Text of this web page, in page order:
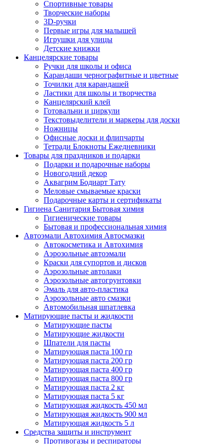
Спортивные товары
Творческие наборы
3D-ручки
Первые игры для малышей
Игрушки для улицы
Детские книжки
Канцелярские товары
Ручки для школы и офиса
Карандаши чернографитные и цветные
Точилки для карандашей
Ластики для школы и творчества
Канцелярский клей
Готовальни и циркули
Текстовыделители и маркеры для доски
Ножницы
Офисные доски и флипчарты
Тетради Блокноты Ежедневники
Товары для праздников и подарки
Подарки и подарочные наборы
Новогодний декор
Аквагрим Бодиарт Тату
Меловые смываемые краски
Подарочные карты и сертификаты
Гигиена Санитария Бытовая химия
Гигиенические товары
Бытовая и профессиональная химия
Автоэмали Автохимия Автосмазки
Автокосметика и Автохимия
Аэрозольные автоэмали
Краски для супортов и дисков
Аэрозольные автолаки
Аэрозольные автогрунтовки
Эмаль для авто-пластика
Аэрозольные авто смазки
Автомобильная шпатлевка
Матирующие пасты и жидкости
Матирующие пасты
Матирующие жидкости
Шпатели для пасты
Матирующая паста 100 гр
Матирующая паста 200 гр
Матирующая паста 400 гр
Матирующая паста 800 гр
Матирующая паста 2 кг
Матирующая паста 5 кг
Матирующая жидкость 450 мл
Матирующая жидкость 900 мл
Матирующая жидкость 5 л
Средства защиты и инструмент
Противогазы и респираторы